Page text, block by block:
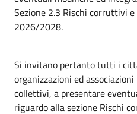
Sezione 2.3 Rischi corruttivi
2026/2028.
Si invitano pertanto tutti i
organizzazioni ed
collettivi, a presentare
riguardo alla sezione Rischi